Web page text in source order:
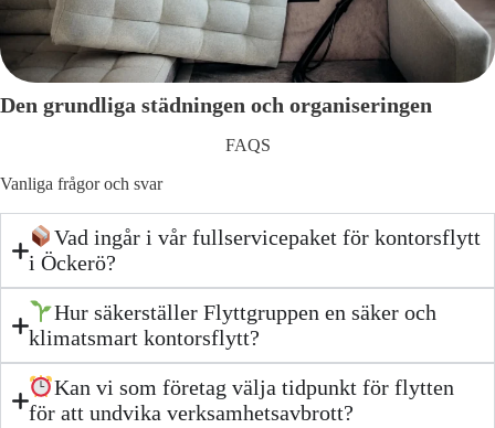
Den grundliga städningen och organiseringen
FAQS
Vanliga frågor och svar
Vad ingår i vår fullservicepaket för kontorsflytt
i Öckerö?
Hur säkerställer Flyttgruppen en säker och
klimatsmart kontorsflytt?
Kan vi som företag välja tidpunkt för flytten
för att undvika verksamhetsavbrott?